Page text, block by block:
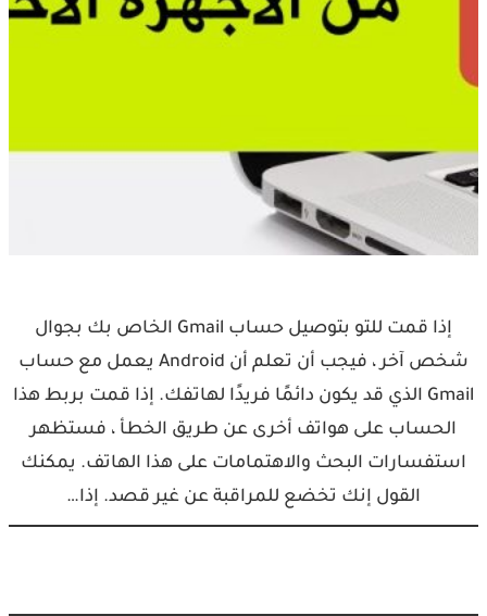
إذا قمت للتو بتوصيل حساب Gmail الخاص بك بجوال
شخص آخر ، فيجب أن تعلم أن Android يعمل مع حساب
Gmail الذي قد يكون دائمًا فريدًا لهاتفك. إذا قمت بربط هذا
الحساب على هواتف أخرى عن طريق الخطأ ، فستظهر
استفسارات البحث والاهتمامات على هذا الهاتف. يمكنك
القول إنك تخضع للمراقبة عن غير قصد. إذا…